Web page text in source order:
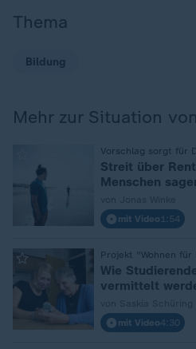
Thema
Bildung
Mehr zur Situation
Vorschlag sorgt für
Streit über
Menschen
mit Video 1:54
Projekt "Wohnen
Wie
vermittelt
mit Video4:30